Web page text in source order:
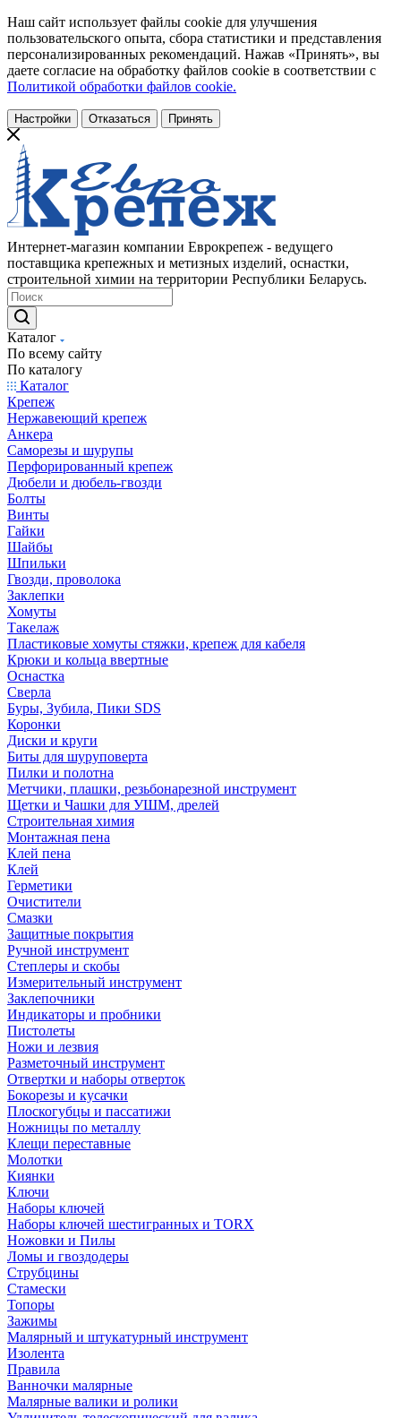
Наш сайт использует файлы cookie для улучшения
пользовательского опыта, сбора статистики и представления
персонализированных рекомендаций. Нажав «Принять», вы
даете согласие на обработку файлов cookie в соответствии с
Политикой обработки файлов cookie.
Настройки Отказаться Принять
Интернет-магазин компании Еврокрепеж - ведущего
поставщика крепежных и метизных изделий, оснастки,
строительной химии на территории Республики Беларусь.
Каталог
По всему сайту
По каталогу
Каталог
Крепеж
Нержавеющий крепеж
Анкера
Саморезы и шурупы
Перфорированный крепеж
Дюбели и дюбель-гвозди
Болты
Винты
Гайки
Шайбы
Шпильки
Гвозди, проволока
Заклепки
Хомуты
Такелаж
Пластиковые хомуты стяжки, крепеж для кабеля
Крюки и кольца ввертные
Оснастка
Сверла
Буры, Зубила, Пики SDS
Коронки
Диски и круги
Биты для шуруповерта
Пилки и полотна
Метчики, плашки, резьбонарезной инструмент
Щетки и Чашки для УШМ, дрелей
Строительная химия
Монтажная пена
Клей пена
Клей
Герметики
Очистители
Смазки
Защитные покрытия
Ручной инструмент
Степлеры и скобы
Измерительный инструмент
Заклепочники
Индикаторы и пробники
Пистолеты
Ножи и лезвия
Разметочный инструмент
Отвертки и наборы отверток
Бокорезы и кусачки
Плоскогубцы и пассатижи
Ножницы по металлу
Клещи переставные
Молотки
Киянки
Ключи
Наборы ключей
Наборы ключей шестигранных и TORX
Ножовки и Пилы
Ломы и гвоздодеры
Струбцины
Стамески
Топоры
Зажимы
Малярный и штукатурный инструмент
Изолента
Правила
Ванночки малярные
Малярные валики и ролики